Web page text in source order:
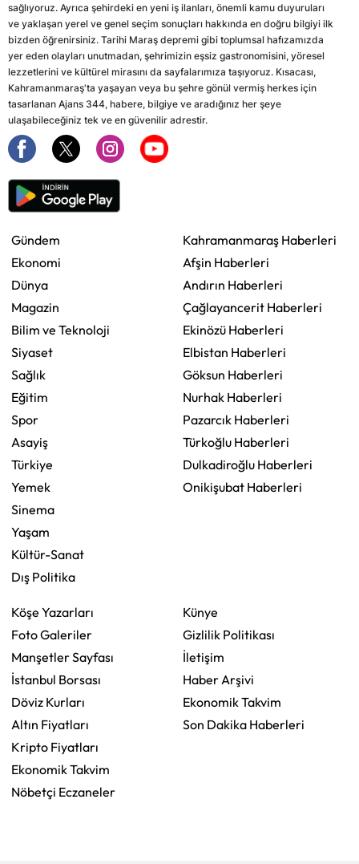
sağlıyoruz. Ayrıca şehirdeki en yeni iş ilanları, önemli kamu duyuruları
ve yaklaşan yerel ve genel seçim sonuçları hakkında en doğru bilgiyi ilk
bizden öğrenirsiniz. Tarihi Maraş depremi gibi toplumsal hafızamızda
yer eden olayları unutmadan, şehrimizin eşsiz gastronomisini, yöresel
lezzetlerini ve kültürel mirasını da sayfalarımıza taşıyoruz. Kısacası,
Kahramanmaraş'ta yaşayan veya bu şehre gönül vermiş herkes için
tasarlanan Ajans 344, habere, bilgiye ve aradığınız her şeye
ulaşabileceğiniz tek ve en güvenilir adrestir.
Gündem
Ekonomi
Dünya
Magazin
Bilim ve Teknoloji
Siyaset
Sağlık
Eğitim
Spor
Asayiş
Türkiye
Yemek
Sinema
Yaşam
Kültür-Sanat
Dış Politika
Kahramanmaraş Haberleri
Afşin Haberleri
Andırın Haberleri
Çağlayancerit Haberleri
Ekinözü Haberleri
Elbistan Haberleri
Göksun Haberleri
Nurhak Haberleri
Pazarcık Haberleri
Türkoğlu Haberleri
Dulkadiroğlu Haberleri
Onikişubat Haberleri
Köşe Yazarları
Foto Galeriler
Manşetler Sayfası
İstanbul Borsası
Döviz Kurları
Altın Fiyatları
Kripto Fiyatları
Ekonomik Takvim
Nöbetçi Eczaneler
Künye
Gizlilik Politikası
İletişim
Haber Arşivi
Ekonomik Takvim
Son Dakika Haberleri